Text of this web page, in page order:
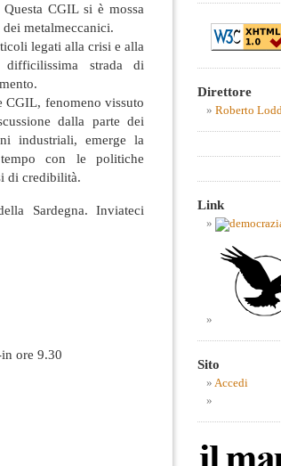
CGIL si è mossa
metalmeccanici.
legati alla crisi e alla
strada di
CGIL, fenomeno vissuto
dalla parte dei
industriali, emerge la
con le politiche
di credibilità.
Sardegna. Inviateci
ore 9.30
Direttore
Roberto
Link
Sito
Accedi